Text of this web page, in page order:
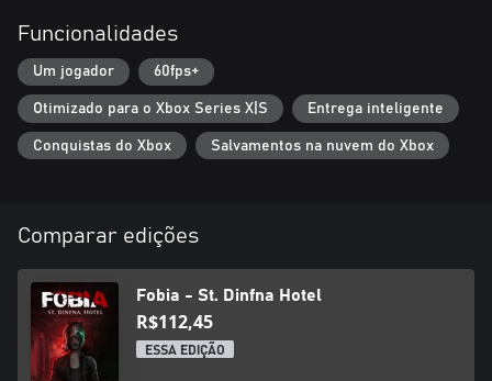
Funcionalidades
Um jogador 60fps+
Otimizado para o Xbox Series X|S Entrega inteligente
Conquistas do Xbox Salvamentos na nuvem do Xbox
Comparar edições
Fobia - St. Dinfna Hotel
R$112,45
ESSA EDIÇÃO